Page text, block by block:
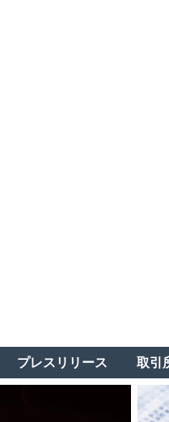
プレスリリース 取引